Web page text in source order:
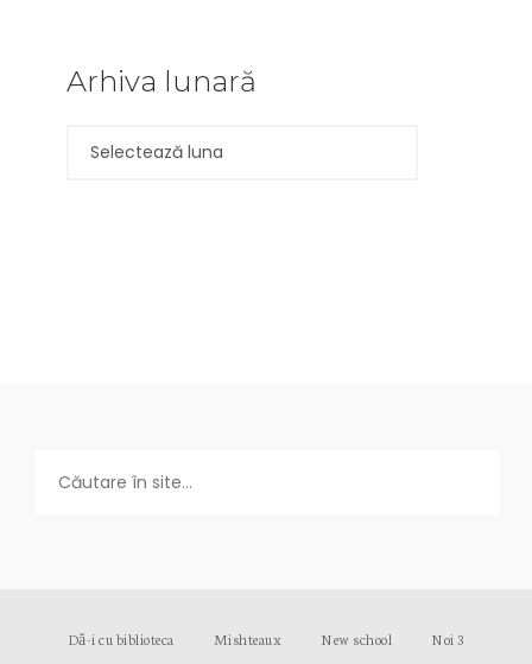
Arhiva lunară
Dă-i cu biblioteca Mishteaux New school Noi 3